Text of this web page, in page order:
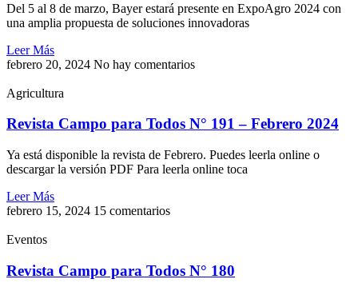
Del 5 al 8 de marzo, Bayer estará presente en ExpoAgro 2024 con
una amplia propuesta de soluciones innovadoras
Leer Más
febrero 20, 2024 No hay comentarios
Agricultura
Revista Campo para Todos N° 191 – Febrero 2024
Ya está disponible la revista de Febrero. Puedes leerla online o
descargar la versión PDF Para leerla online toca
Leer Más
febrero 15, 2024 15 comentarios
Eventos
Revista Campo para Todos N° 180